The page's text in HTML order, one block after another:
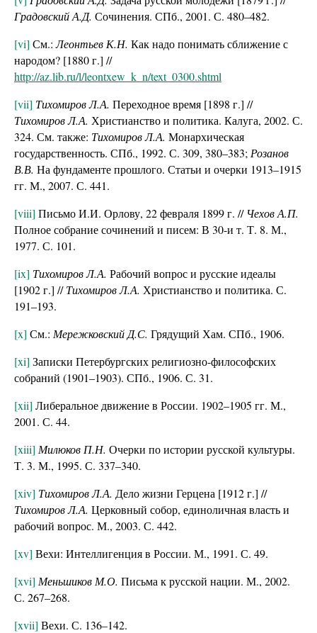
Градовский А.Д. Сочинения. СПб., 2001. С. 480–482.
[vi] См.:Леонтьев К.Н. Как надо понимать сближение с
народом? [1880 г.] //
http://az.lib.ru/l/leontxew_k_n/text_0300.shtml
[vii] Тихомиров Л.А. Переходное время [1898 г.] //
Тихомиров Л.А. Христианство и политика. Калуга, 2002. С.
324. См. также: Тихомиров Л.А. Монархическая
государственность. СПб., 1992. С. 309, 380–383; Розанов
В.В. На фундаменте прошлого. Статьи и очерки 1913–1915
гг. М., 2007. С. 441.
[viii] Письмо И.И. Орлову, 22 февраля 1899 г. //Чехов А.П.
Полное собрание сочинений и писем: В 30-и т. Т. 8. М.,
1977. С. 101.
[ix] Тихомиров Л.А. Рабочий вопрос и русские идеалы
[1902 г.] //Тихомиров Л.А. Христианство и политика. С.
191–193.
[x] См.: Мережковский Д.С. Грядущий Хам. СПб., 1906.
[xi] Записки Петербургских религиозно-философских
собраний (1901–1903). СПб., 1906. С. 31.
[xii] Либеральное движение в России. 1902–1905 гг. М.,
2001. С. 44.
[xiii] Милюков П.Н. Очерки по истории русской культуры.
Т. 3. М., 1995. С. 337–340.
[xiv] Тихомиров Л.А. Дело жизни Герцена [1912 г.] //
Тихомиров Л.А. Церковный собор, единоличная власть и
рабочий вопрос. М., 2003. С. 442.
[xv] Вехи: Интеллигенция в России. М., 1991. С. 49.
[xvi] Меньшиков М.О. Письма к русской нации. М., 2002.
С. 267–268.
[xvii] Вехи. С. 136–142.